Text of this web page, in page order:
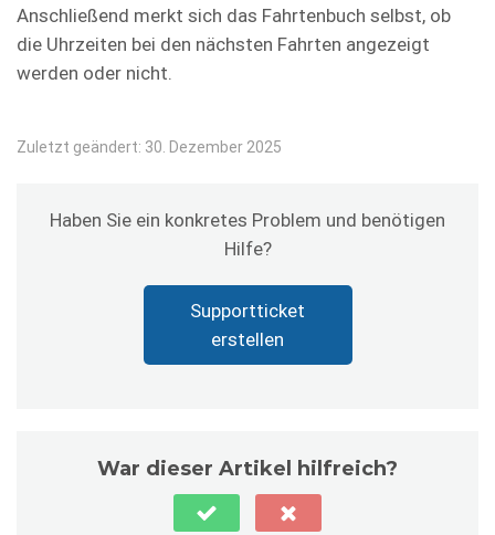
Anschließend merkt sich das Fahrtenbuch selbst, ob
die Uhrzeiten bei den nächsten Fahrten angezeigt
werden oder nicht.
Zuletzt geändert: 30. Dezember 2025
Haben Sie ein konkretes Problem und benötigen
Hilfe?
Supportticket
erstellen
War dieser Artikel hilfreich?